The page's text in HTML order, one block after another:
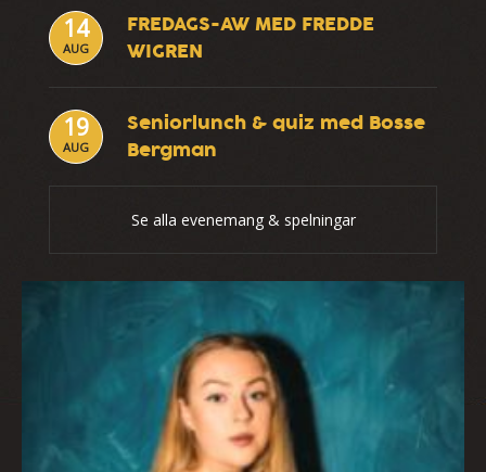
14
AUG
FREDAGS-AW MED FREDDE
WIGREN
19
AUG
Seniorlunch & quiz med Bosse
Bergman
Se alla evenemang & spelningar